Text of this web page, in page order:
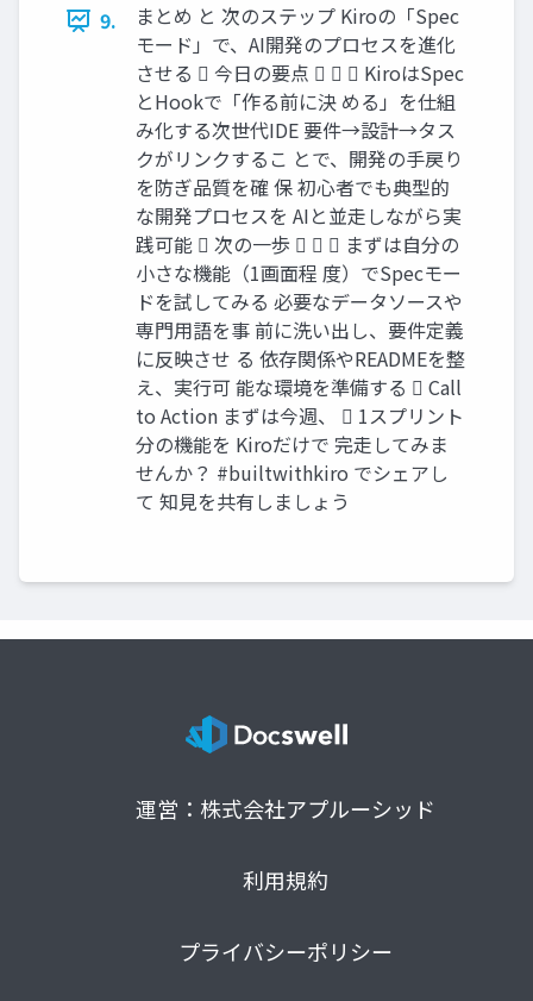
9.
まとめ と 次のステップ Kiroの「Spec
モード」で、AI開発のプロセスを進化
させる  今日の要点    KiroはSpec
とHookで「作る前に決 める」を仕組
み化する次世代IDE 要件→設計→タス
クがリンクするこ とで、開発の手戻り
を防ぎ品質を確 保 初心者でも典型的
な開発プロセスを AIと並走しながら実
践可能  次の一歩    まずは自分の
小さな機能（1画面程 度）でSpecモー
ドを試してみる 必要なデータソースや
専門用語を事 前に洗い出し、要件定義
に反映させ る 依存関係やREADMEを整
え、実行可 能な環境を準備する  Call
to Action まずは今週、  1スプリント
分の機能を Kiroだけで 完走してみま
せんか？ #builtwithkiro でシェアし
て 知見を共有しましょう
運営：株式会社アプルーシッド
利用規約
プライバシーポリシー